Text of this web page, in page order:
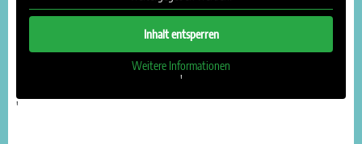
Inhalt entsperren
Weitere Informationen
'
'